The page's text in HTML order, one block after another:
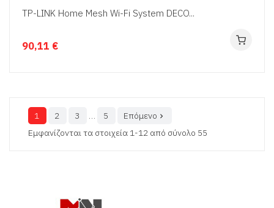
TP-LINK Home Mesh Wi-Fi System DECO...
90,11 €
1 2 3 … 5 Επόμενο 
Εμφανίζονται τα στοιχεία 1-12 από σύνολο 55